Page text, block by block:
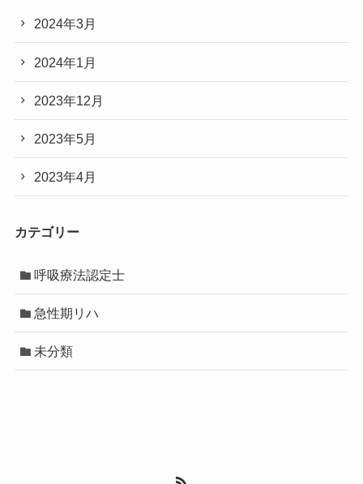
2024年3月
2024年1月
2023年12月
2023年5月
2023年4月
カテゴリー
呼吸療法認定士
急性期リハ
未分類